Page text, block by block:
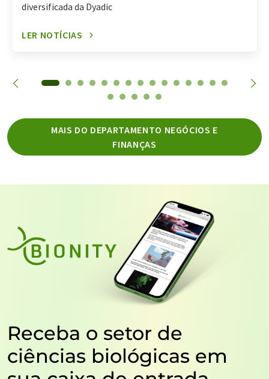
diversificada da Dyadic
LER NOTÍCIAS
MAIS DO DEPARTAMENTO NEGÓCIOS E
FINANÇAS
Receba o setor de
ciências biológicas em